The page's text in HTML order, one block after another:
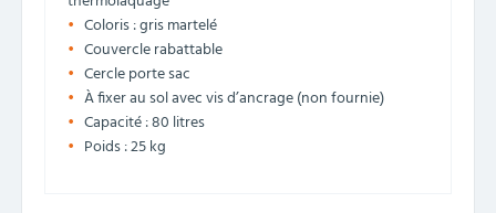
Coloris : gris martelé
Couvercle rabattable
Cercle porte sac
À fixer au sol avec vis d’ancrage (non fournie)
Capacité : 80 litres
Poids : 25 kg